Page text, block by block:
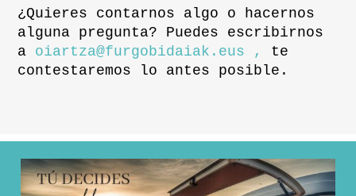
¿Quieres contarnos algo o hacernos
alguna pregunta? Puedes escribirnos
a oiartza@furgobidaiak.eus ,
te
contestaremos lo antes posible.